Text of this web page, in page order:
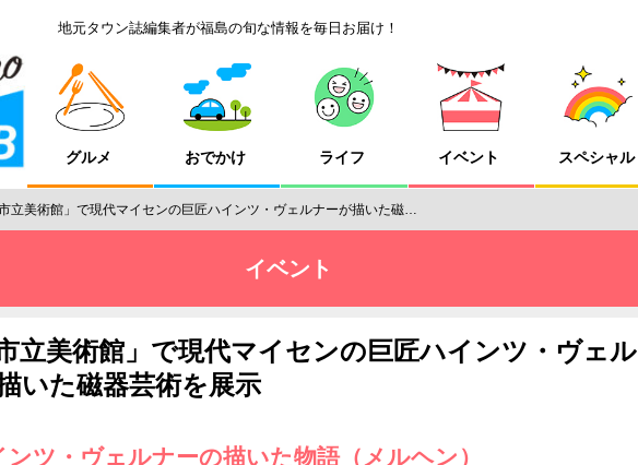
地元タウン誌編集者が福島の旬な情報を毎日お届け！
グルメ おでかけ ライフ イベント スペシャル
市立美術館」で現代マイセンの巨匠ハインツ・ヴェルナーが描いた磁…
イベント
市立美術館」で現代マイセンの巨匠ハインツ・ヴェル
いた磁器芸術を展示
ンツ・ヴェルナーの描いた物語（メルヘン）